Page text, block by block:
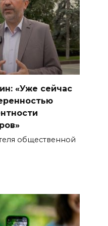
«Уже сейчас
общественной